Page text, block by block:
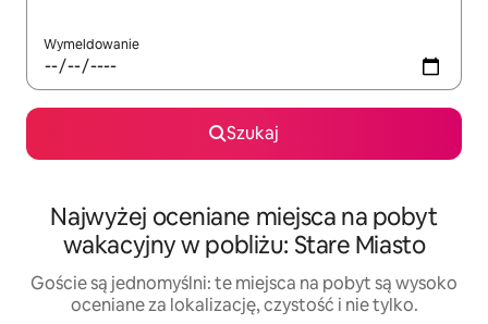
Wymeldowanie
Szukaj
Najwyżej oceniane miejsca na pobyt
wakacyjny w pobliżu: Stare Miasto
Goście są jednomyślni: te miejsca na pobyt są wysoko
oceniane za lokalizację, czystość i nie tylko.